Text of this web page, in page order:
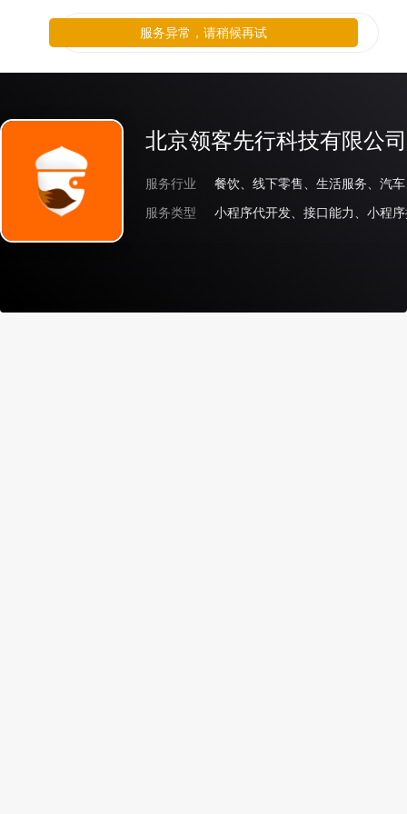
北京领客先行科技有限公司
服务行业
服务类型
小程序代开发、接口能力、小程
服务异常，请稍候再试